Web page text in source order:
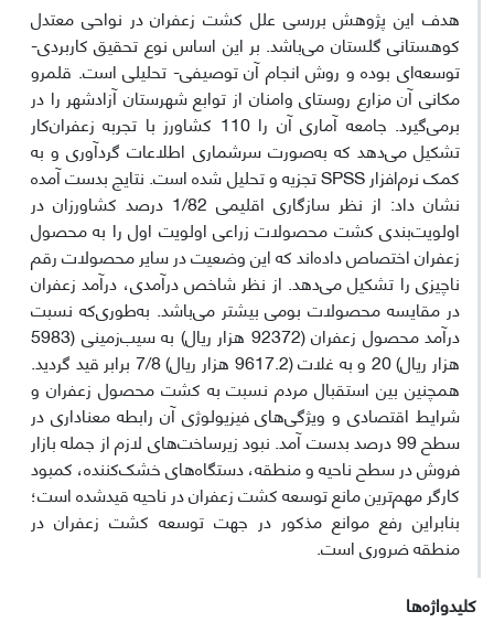
هدف این پژوهش بررسی علل کشت زعفران در نواحی معتدل
کوهستانی گلستان می‌باشد. بر این اساس نوع تحقیق کاربردی-
توسعه‌ای بوده و روش انجام آن توصیفی- تحلیلی است. قلمرو
مکانی آن مزارع روستای وامنان از توابع شهرستان آزادشهر را در
برمی‌گیرد. جامعه آماری آن را 110 کشاورز با تجربه زعفران‌کار
تشکیل می‌دهد که به‌صورت سرشماری اطلاعات گردآوری و به
کمک نرم‌افزار SPSS تجزیه و تحلیل شده است. نتایج بدست آمده
نشان داد: از نظر سازگاری اقلیمی 1/82 درصد کشاورزان در
اولویت‌بندی کشت محصولات زراعی اولویت اول را به محصول
زعفران اختصاص داده‌اند که این وضعیت در سایر محصولات رقم
ناچیزی را تشکیل می‌دهد. از نظر شاخص درآمدی، درآمد زعفران
در مقایسه محصولات بومی بیشتر می‌باشد. به‌طوری‌که نسبت
درآمد محصول زعفران (92372 هزار ریال) به سیب‌زمینی (5983
هزار ریال) 20 و به غلات (9617.2 هزار ریال) 7/8 برابر قید گردید.
همچنین بین استقبال مردم نسبت به کشت محصول زعفران و
شرایط اقتصادی و ویژگی‌های فیزیولوژی آن رابطه معناداری در
سطح 99 درصد بدست آمد. نبود زیرساخت‌های لازم از جمله بازار
فروش در سطح ناحیه و منطقه، دستگاه‌های خشک‌کننده، کمبود
کارگر مهم‌ترین مانع توسعه کشت زعفران در ناحیه قیدشده است؛
بنابراین رفع موانع مذکور در جهت توسعه کشت زعفران در
منطقه ضروری است.
کلیدواژه‌ها